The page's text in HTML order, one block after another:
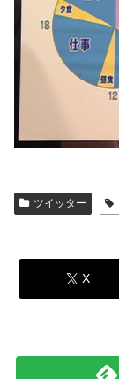
ツイッター
X